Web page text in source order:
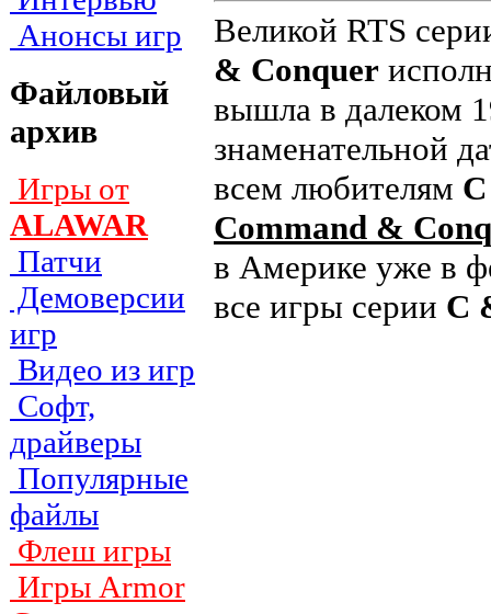
Анонсы игр
Файловый
архив
Игры от
ALAWAR
Патчи
Демоверсии
игр
Видео из игр
Софт,
драйверы
Популярные
файлы
Флеш игры
Игры Armor
Великой RTS
& Conquer
вышла в далеком
знаменательной
всем любителям
Command &
в Америке уже в
все игры серии C